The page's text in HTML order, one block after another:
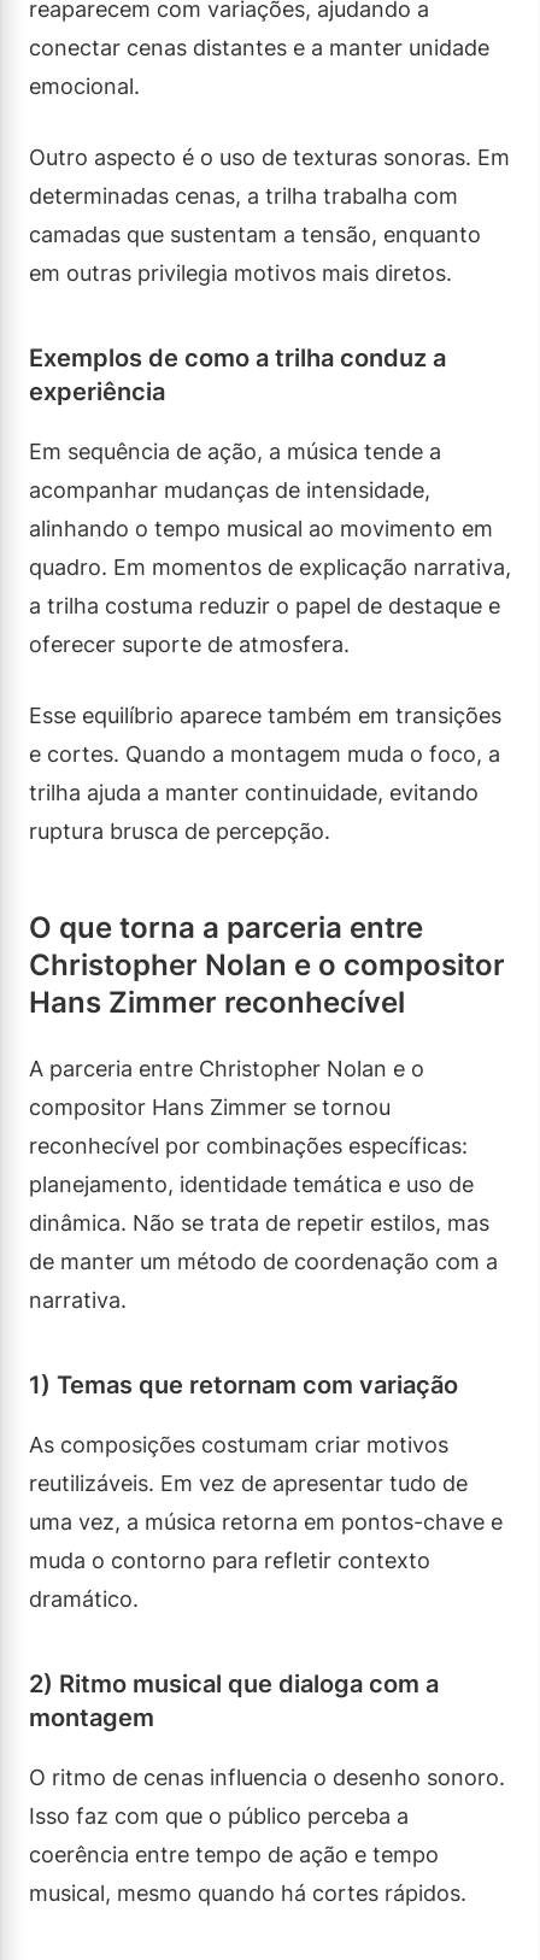
reaparecem com variações, ajudando a
conectar cenas distantes e a manter unidade
emocional.
Outro aspecto é o uso de texturas sonoras. Em
determinadas cenas, a trilha trabalha com
camadas que sustentam a tensão, enquanto
em outras privilegia motivos mais diretos.
Exemplos de como a trilha conduz a
experiência
Em sequência de ação, a música tende a
acompanhar mudanças de intensidade,
alinhando o tempo musical ao movimento em
quadro. Em momentos de explicação narrativa,
a trilha costuma reduzir o papel de destaque e
oferecer suporte de atmosfera.
Esse equilíbrio aparece também em transições
e cortes. Quando a montagem muda o foco, a
trilha ajuda a manter continuidade, evitando
ruptura brusca de percepção.
O que torna a parceria entre
Christopher Nolan e o compositor
Hans Zimmer reconhecível
A parceria entre Christopher Nolan e o
compositor Hans Zimmer se tornou
reconhecível por combinações específicas:
planejamento, identidade temática e uso de
dinâmica. Não se trata de repetir estilos, mas
de manter um método de coordenação com a
narrativa.
1) Temas que retornam com variação
As composições costumam criar motivos
reutilizáveis. Em vez de apresentar tudo de
uma vez, a música retorna em pontos-chave e
muda o contorno para refletir contexto
dramático.
2) Ritmo musical que dialoga com a
montagem
O ritmo de cenas influencia o desenho sonoro.
Isso faz com que o público perceba a
coerência entre tempo de ação e tempo
musical, mesmo quando há cortes rápidos.